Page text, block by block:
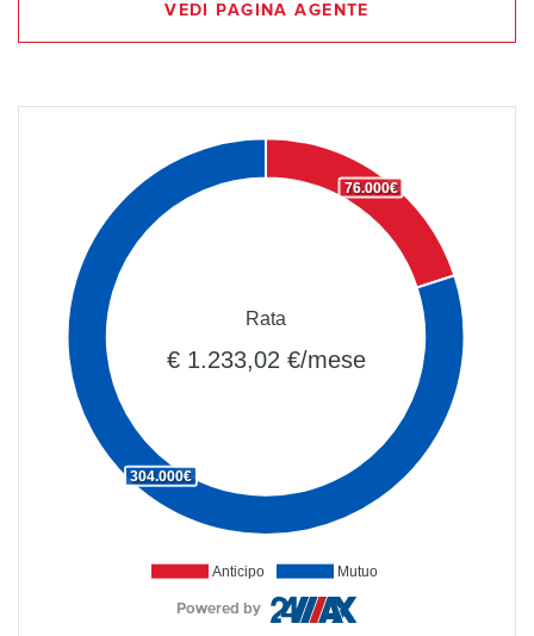
VEDI PAGINA AGENTE
Anticipo Mutuo
76.000€
304.000€
Rata
€ 1.233,02 €/mese
Powered by